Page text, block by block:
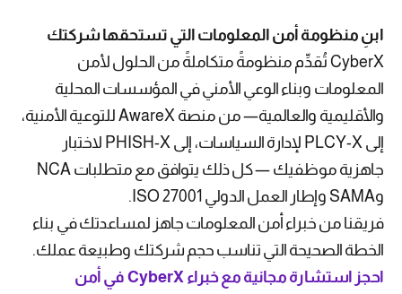
ابنِ منظومة أمن المعلومات التي تستحقها شركتك
CyberX تُقدِّم منظومةً متكاملةً من الحلول لأمن
المعلومات وبناء الوعي الأمني في المؤسسات المحلية
والأقليمية والعالمية— من منصة AwareX للتوعية الأمنية،
إلى PLCY-X لإدارة السياسات، إلى PHISH-X لاختبار
جاهزية موظفيك — كل ذلك يتوافق مع متطلبات NCA
وSAMA وإطار العمل الدولي ISO 27001.
فريقنا من خبراء أمن المعلومات جاهز لمساعدتك في بناء
الخطة الصحيحة التي تناسب حجم شركتك وطبيعة عملك.
احجز استشارة مجانية مع خبراء CyberX في أمن